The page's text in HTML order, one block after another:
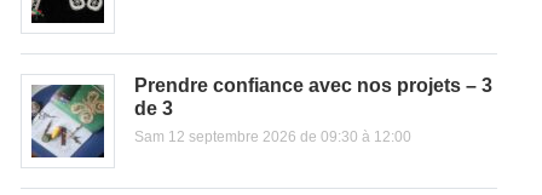
Prendre confiance avec nos projets – 3
de 3
Sam 12 septembre 2026 de 09:30 à 12:00